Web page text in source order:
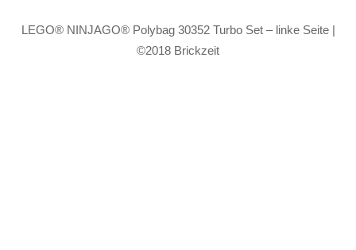
LEGO® NINJAGO® Polybag 30352 Turbo Set – linke Seite |
©2018 Brickzeit